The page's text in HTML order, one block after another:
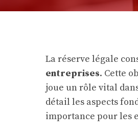
La réserve légale
entreprises. Cette
joue un rôle vital
détail les aspects
importance pour les